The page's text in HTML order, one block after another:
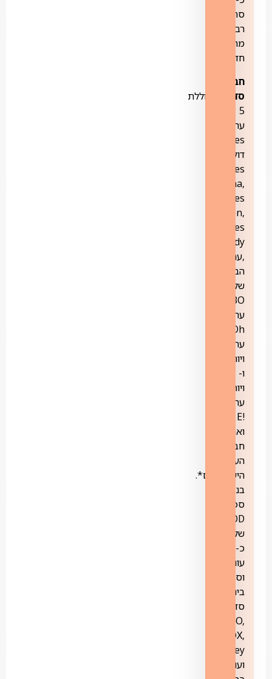
סרטים,
רבים
מהם
חדשים.
חבילת
סדרות-
כוללת
5
ערוצים:
yes
דוקו
yes
Drama,
yes
Action,
yes
Comedy
,ערוץ
הבית
של
ערוץ
ערוץ
ויוה
ו-
ויוה+,
ערוץ
!E
ואת
חבילת
הערוצים
הישראליים*.
בנוסף,
ספריית
VOD
של
עונות
וסדרות,
ביניהן
סדרות
HBO,
FOX,
Disney
ועוד.